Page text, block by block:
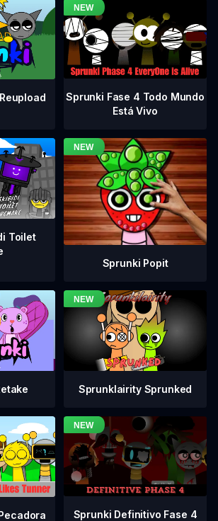
Sprunki Fase 4 Todo Mundo
Está Vivo
Toilet
Sprunki Popit
Sprunklairity Sprunked
Sprunki Definitivo Fase 4